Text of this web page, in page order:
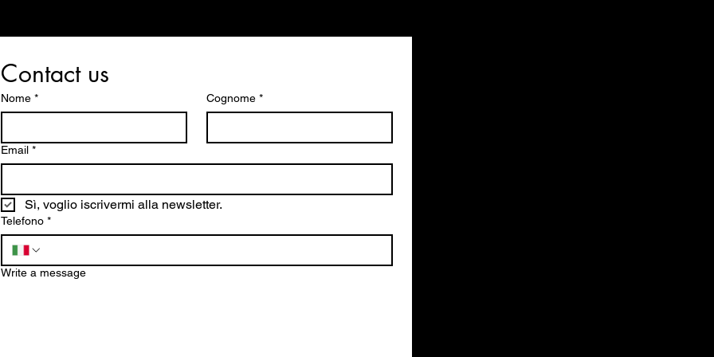
Contact us
Nome * Cognome *
Email *
Sì, voglio iscrivermi alla newsletter.
Telefono *
Write a message